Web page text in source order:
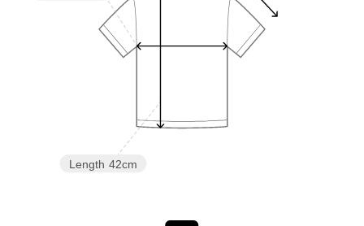
Length 42cm